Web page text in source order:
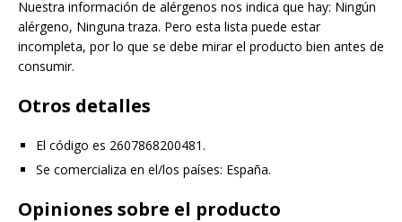
Nuestra información de alérgenos nos indica que hay: Ningún
alérgeno, Ninguna traza. Pero esta lista puede estar
incompleta, por lo que se debe mirar el producto bien antes de
consumir.
Otros detalles
El código es 2607868200481.
Se comercializa en el/los países: España.
Opiniones sobre el producto